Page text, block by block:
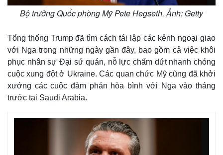
Bộ trưởng Quốc phòng Mỹ Pete Hegseth. Ảnh: Getty
Tổng thống Trump đã tìm cách tái lập các kênh ngoại giao
với Nga trong những ngày gần đây, bao gồm cả việc khôi
phục nhân sự Đại sứ quán, nỗ lực chấm dứt nhanh chóng
cuộc xung đột ở Ukraine. Các quan chức Mỹ cũng đã khởi
xướng các cuộc đàm phán hòa bình với Nga vào tháng
trước tại Saudi Arabia.